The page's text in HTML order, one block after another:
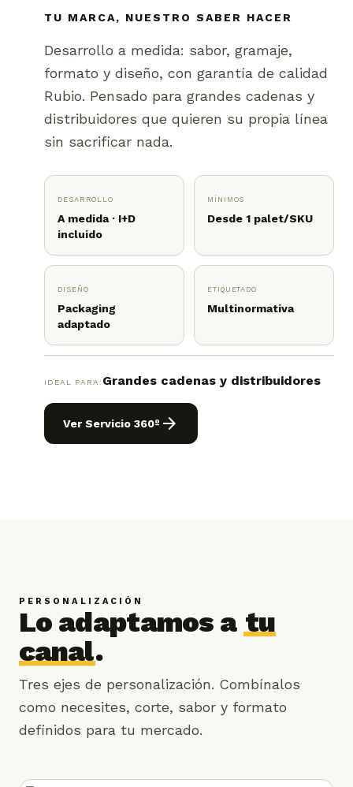
TU MARCA, NUESTRO SABER HACER
Desarrollo a medida: sabor, gramaje,
formato y diseño, con garantía de calidad
Rubio. Pensado para grandes cadenas y
distribuidores que quieren su propia línea
sin sacrificar nada.
DESARROLLO
A medida · I+D
incluido
MÍNIMOS
Desde 1 palet/SKU
DISEÑO
Packaging
adaptado
ETIQUETADO
Multinormativa
IDEAL PARA: Grandes cadenas y distribuidores
Ver Servicio 360º arrow_forward
PERSONALIZACIÓN
Lo adaptamos a tu
canal.
Tres ejes de personalización. Combínalos
como necesites, corte, sabor y formato
definidos para tu mercado.